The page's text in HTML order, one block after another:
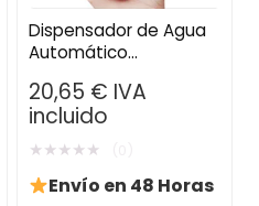
Dispensador de Agua
Automático
Eléctrica para Bidones
de Hasta 20L
20,65 € IVA
incluido
★★★★★
Envío en 48 Horas